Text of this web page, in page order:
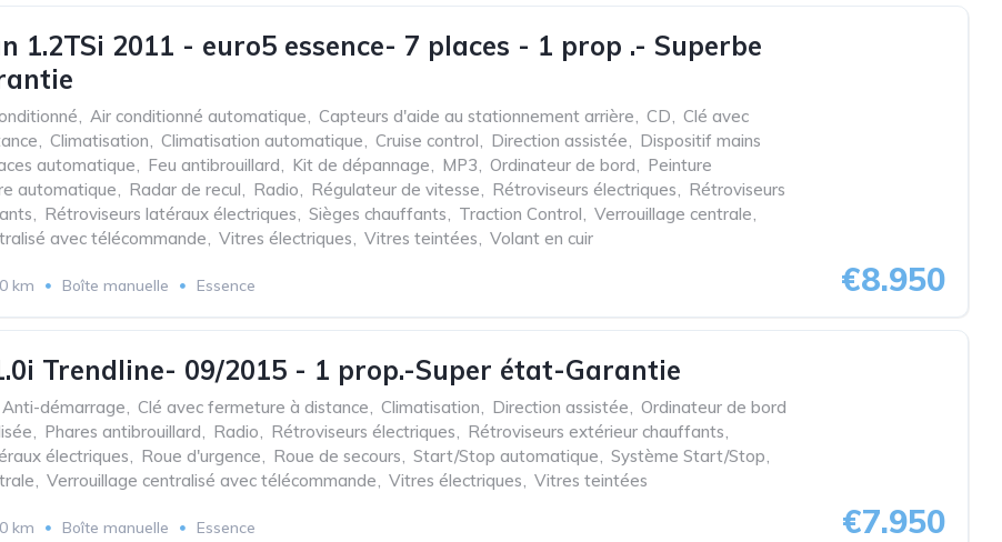
1.2TSi 2011 - euro5 essence- 7 places - 1 prop .- Superbe
, Air conditionné automatique, Capteurs d'aide au stationnement arrière, CD, Clé avec
, Climatisation, Climatisation automatique, Cruise control, Direction assistée, Dispositif mains
automatique, Feu antibrouillard, Kit de dépannage, MP3, Ordinateur de bord, Peinture
automatique, Radar de recul, Radio, Régulateur de vitesse, Rétroviseurs électriques, Rétroviseurs
, Rétroviseurs latéraux électriques, Sièges chauffants, Traction Control, Verrouillage centrale,
avec télécommande, Vitres électriques, Vitres teintées, Volant en cuir
km Boîte manuelle Essence €8.950
Trendline- 09/2015 - 1 prop.-Super état-Garantie
Anti-démarrage, Clé avec fermeture à distance, Climatisation, Direction assistée, Ordinateur de bord
, Phares antibrouillard, Radio, Rétroviseurs électriques, Rétroviseurs extérieur chauffants,
électriques, Roue d'urgence, Roue de secours, Start/Stop automatique, Système Start/Stop,
, Verrouillage centralisé avec télécommande, Vitres électriques, Vitres teintées
km Boîte manuelle Essence €7.950